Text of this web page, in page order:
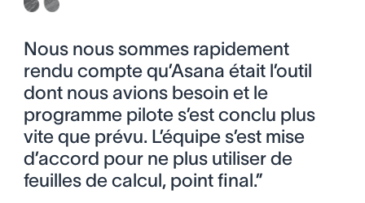
Nous nous sommes rapidement
rendu compte qu’Asana était l’outil
dont nous avions besoin et le
programme pilote s’est conclu plus
vite que prévu. L’équipe s’est mise
d’accord pour ne plus utiliser de
feuilles de calcul, point final.”